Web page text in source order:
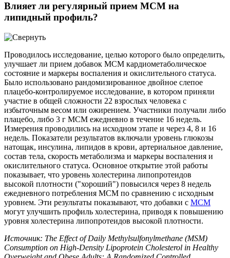
Влияет ли регулярный прием МСМ на
липидный профиль?
Проводилось исследование, целью которого было определить,
улучшает ли прием добавок МСМ кардиометаболическое
состояние и маркеры воспаления и окислительного статуса.
Было использовано рандомизированное двойное слепое
плацебо-контролируемое исследование, в котором приняли
участие в общей сложности 22 взрослых человека с
избыточным весом или ожирением. Участники получали либо
плацебо, либо 3 г МСМ ежедневно в течение 16 недель.
Измерения проводились на исходном этапе и через 4, 8 и 16
недель. Показатели результатов включали уровень глюкозы
натощак, инсулина, липидов в крови, артериальное давление,
состав тела, скорость метаболизма и маркеры воспаления и
окислительного статуса. Основное открытие этой работы
показывает, что уровень холестерина липопротеидов
высокой плотности ("хороший") повысился через 8 недель
ежедневного потребления МСМ по сравнению с исходным
уровнем. Эти результаты показывают, что добавки с МСМ
могут улучшить профиль холестерина, приводя к повышению
уровня холестерина липопротеидов высокой плотности.
Источник: The Effect of Daily Methylsulfonylmethane (MSM)
Consumption on High-Density Lipoprotein Cholesterol in Healthy